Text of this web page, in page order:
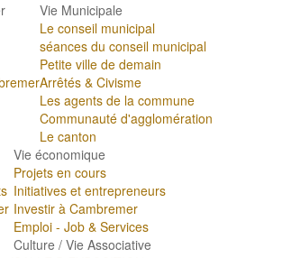
Vie Municipale
Le conseil municipal
séances du conseil municipal
Petite ville de demain
Arrêtés & Civisme
Les agents de la commune
Communauté d'agglomération
Le canton
Vie économique
Projets en cours
Initiatives et entrepreneurs
Investir à Cambremer
Emploi - Job & Services
Culture / Vie Associative